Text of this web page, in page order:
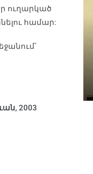
ուղարկած
համար:
2003